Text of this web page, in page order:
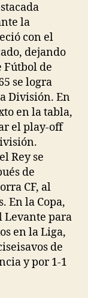
la
con el
dejando
Fútbol de
se logra
División. En
en la tabla,
el play-off
Rey se
de
CF, al
En la Copa,
Levante para
en la Liga,
de
y por 1-1